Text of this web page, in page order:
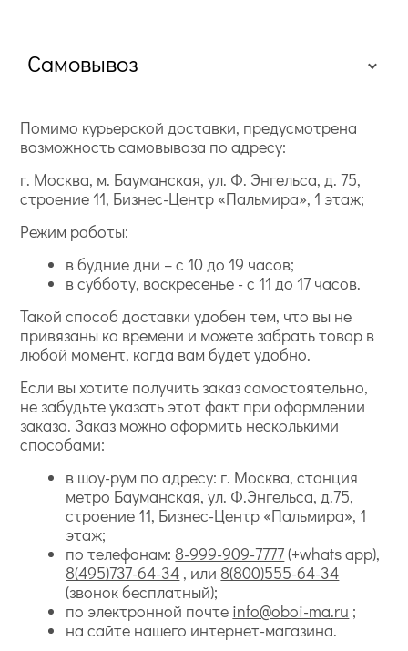
Самовывоз
Помимо курьерской доставки, предусмотрена
возможность самовывоза по адресу:
г. Москва, м. Бауманская, ул. Ф. Энгельса, д. 75,
строение 11, Бизнес-Центр «Пальмира», 1 этаж;
Режим работы:
в будние дни – с 10 до 19 часов;
в субботу, воскресенье - с 11 до 17 часов.
Такой способ доставки удобен тем, что вы не
привязаны ко времени и можете забрать товар в
любой момент, когда вам будет удобно.
Если вы хотите получить заказ самостоятельно,
не забудьте указать этот факт при оформлении
заказа. Заказ можно оформить несколькими
способами:
в шоу-рум по адресу: г. Москва, станция
метро Бауманская, ул. Ф.Энгельса, д.75,
строение 11, Бизнес-Центр «Пальмира», 1
этаж;
по телефонам: 8-999-909-7777(+whats app),
8(495)737-64-34 , или 8(800)555-64-34
(звонок бесплатный);
по электронной почте info@oboi-ma.ru ;
на сайте нашего интернет-магазина.